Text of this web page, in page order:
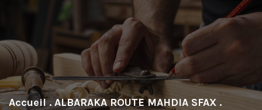
. ALBARAKA ROUTE MAHDIA SFAX .